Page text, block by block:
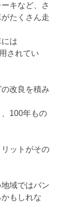
キなど、さ
たくさん走
は
されてい
改良を積み
100年もの
ットがその
域ではバン
もしれな